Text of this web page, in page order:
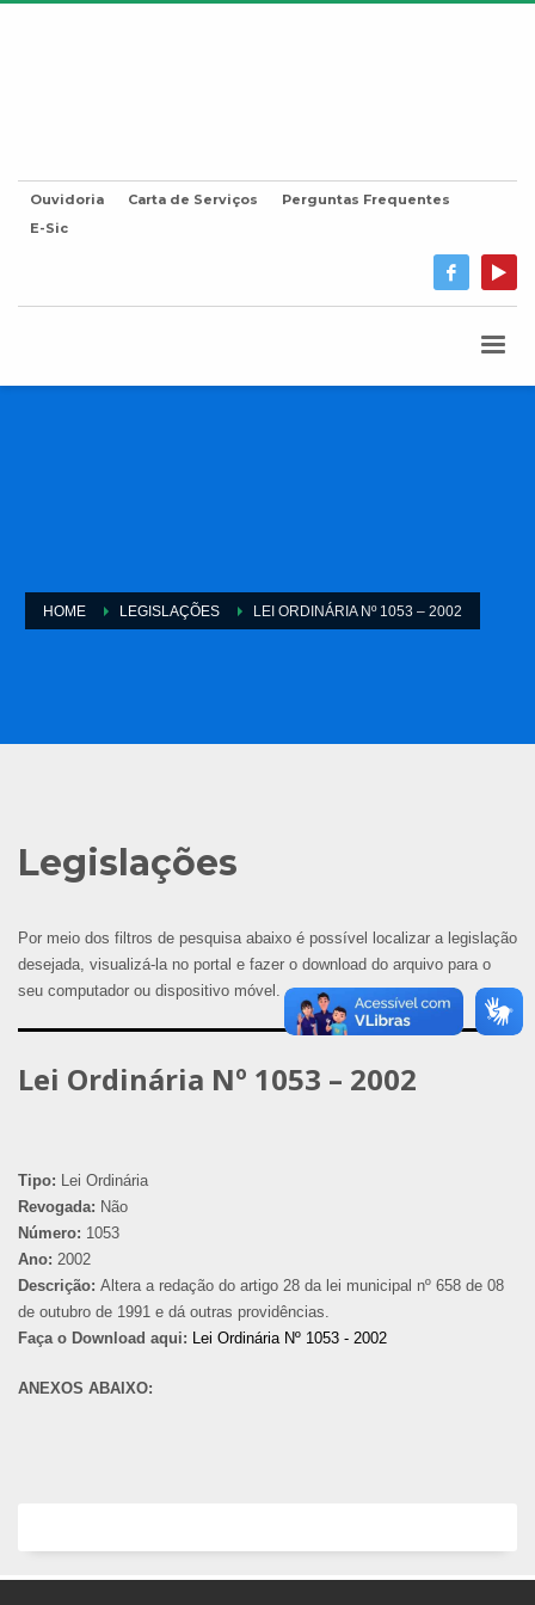
Ouvidoria Carta de Serviços
Perguntas Frequentes
E-Sic
HOME LEGISLAÇÕES LEI ORDINÁRIA Nº 1053 – 2002
Legislações
Por meio dos filtros de pesquisa abaixo é possível localizar a legislação
desejada, visualizá-la no portal e fazer o download do arquivo para o
seu computador ou dispositivo móvel.
Lei Ordinária Nº 1053 – 2002
Tipo: Lei Ordinária
Revogada: Não
Número: 1053
Ano: 2002
Descrição: Altera a redação do artigo 28 da lei municipal nº 658 de 08
de outubro de 1991 e dá outras providências.
Faça o Download aqui: Lei Ordinária Nº 1053 - 2002
ANEXOS ABAIXO: